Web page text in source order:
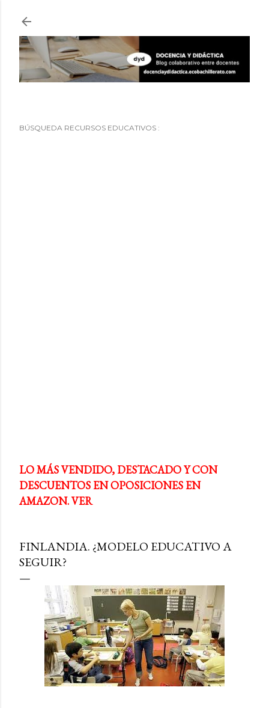
BÚSQUEDA RECURSOS EDUCATIVOS :
LO MÁS VENDIDO, DESTACADO Y CON
DESCUENTOS EN OPOSICIONES EN
AMAZON. VER
FINLANDIA. ¿MODELO EDUCATIVO A
SEGUIR?